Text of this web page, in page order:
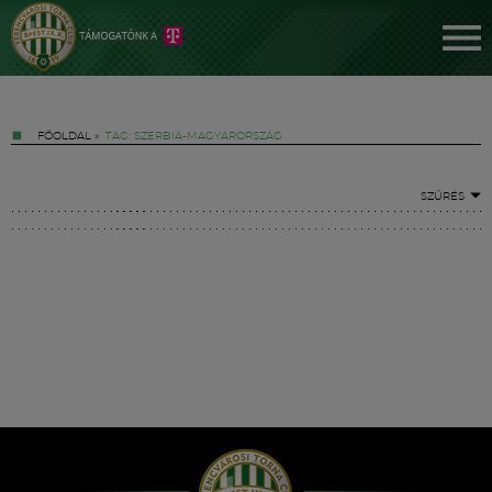
FŐOLDAL » TAG: SZERBIA-MAGYARORSZÁG
SZŰRÉS
Hírek